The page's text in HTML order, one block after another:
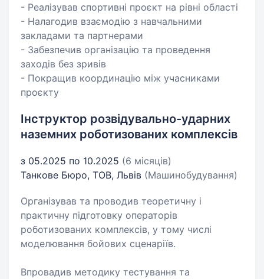
- Реалізував спортивні проєкт на рівні області
- Налагодив взаємодію з навчальними
закладами та партнерами
- Забезпечив організацію та проведення
заходів без зривів
- Покращив координацію між учасниками
проєкту
Інструктор розвідувально-ударних
наземних роботизованих комплексів
з 05.2025 по 10.2025 (6 місяців)
Танкове Бюро, ТОВ, Львів (Машинобудування)
Організував та проводив теоретичну і
практичну підготовку операторів
роботизованих комплексів, у тому числі
моделювання бойових сценаріїв.
Впровадив методику тестування та